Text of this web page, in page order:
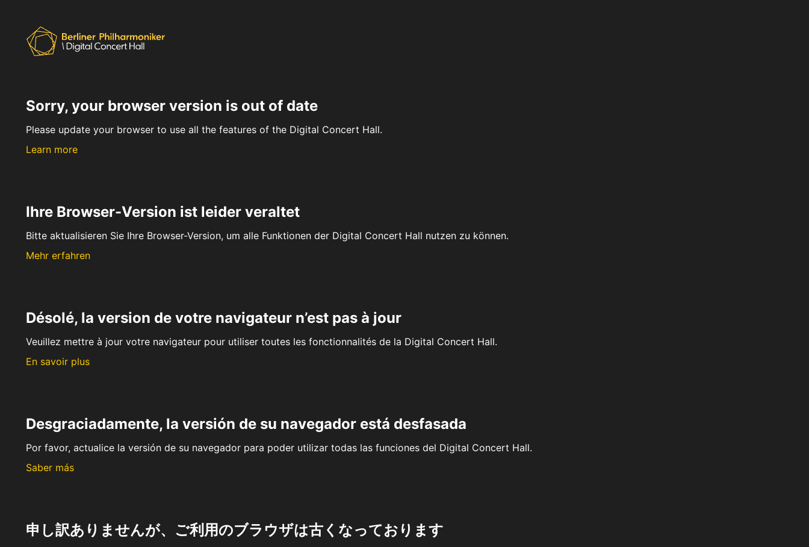
Sorry, your browser version is out of date
Please update your browser to use all the features of the Digital Concert Hall.
Learn more
Ihre Browser-Version ist leider veraltet
Bitte aktualisieren Sie Ihre Browser-Version, um alle Funktionen der Digital Concert Hall nutzen zu können.
Mehr erfahren
Désolé, la version de votre navigateur n’est pas à jour
Veuillez mettre à jour votre navigateur pour utiliser toutes les fonctionnalités de la Digital Concert Hall.
En savoir plus
Desgraciadamente, la versión de su navegador está desfasada
Por favor, actualice la versión de su navegador para poder utilizar todas las funciones del Digital Concert Hall.
Saber más
申し訳ありませんが、ご利用のブラウザは古くなっております